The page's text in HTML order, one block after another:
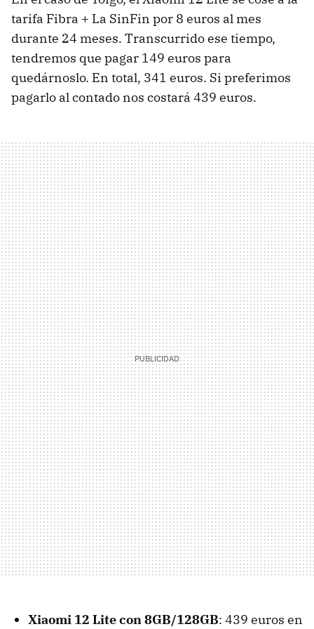
tarifa Fibra + La SinFin por 8 euros al mes
durante 24 meses. Transcurrido ese tiempo,
tendremos que pagar 149 euros para
quedárnoslo. En total, 341 euros. Si preferimos
pagarlo al contado nos costará 439 euros.
Xiaomi 12 Lite con 8GB/128GB: 439 euros en